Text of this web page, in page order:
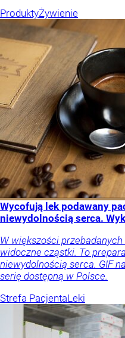
ProduktyŻywienie
Wycofują lek podawany
niewydolnością serca.
W większości
widoczne cząstki. To
niewydolnością serca. GIF
serię dostępną w Polsce.
Strefa PacjentaLeki